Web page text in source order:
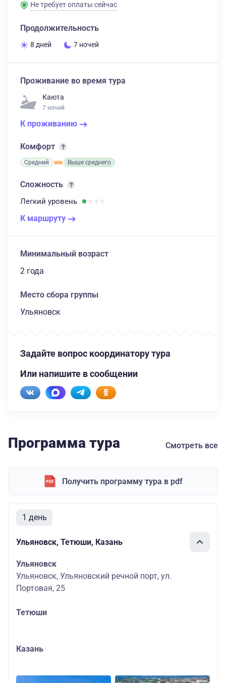
Не требует оплаты сейчас
Продолжительность
8 дней 7 ночей
Проживание во время тура
Каюта
7 ночей
К проживанию
Комфорт
Средний Выше среднего
Сложность
Легкий уровень
К маршруту
Минимальный возраст
2 года
Место сбора группы
Ульяновск
Задайте вопрос координатору тура
Или напишите в сообщении
Программа тура Смотреть все
Получить программу тура в pdf
1 день
Ульяновск, Тетюши, Казань
Ульяновск
Ульяновск, Ульяновский речной порт, ул.
Портовая, 25
Тетюши
Казань